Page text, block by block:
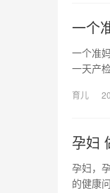
一个
一个准
一天产
育儿
孕妇
孕妇，
的健康